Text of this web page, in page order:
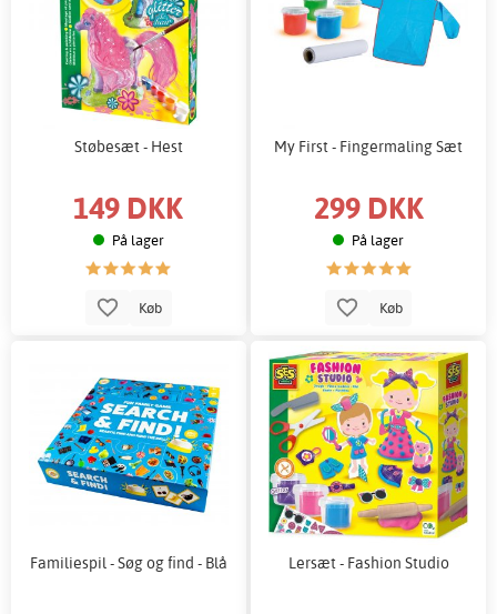
Støbesæt - Hest
149 DKK
På lager
Køb
My First - Fingermaling Sæt
299 DKK
På lager
Køb
Familiespil - Søg og find - Blå Lersæt - Fashion Studio